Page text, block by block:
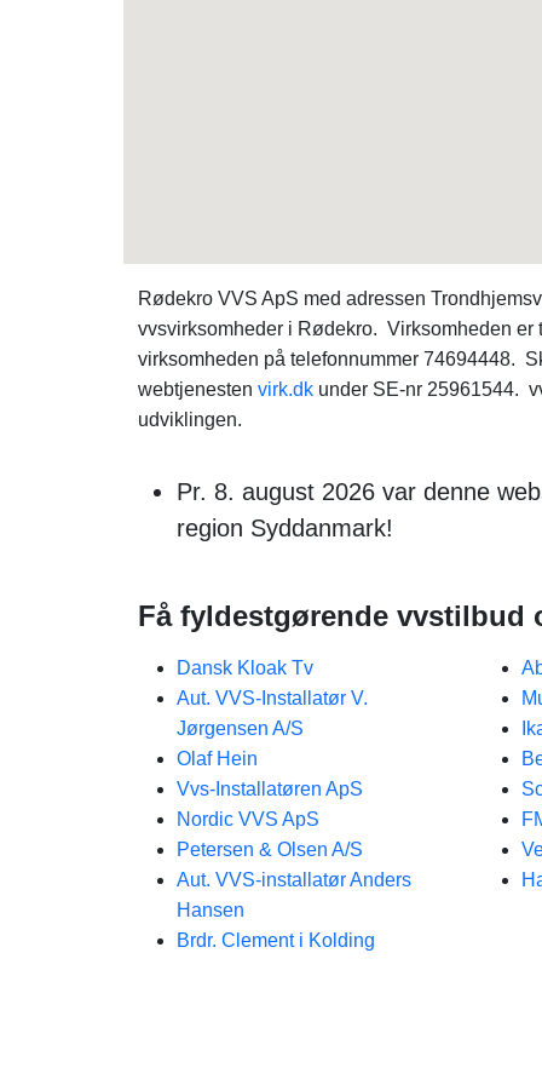
Rødekro VVS ApS med adressen
vvsvirksomheder i Rødekro. Virksomheden
virksomheden på telefonnummer 74694448.
webtjenesten virk.dk under SE-nr 25961544.
udviklingen.
Pr. 8. august 2026 var denne
region Syddanmark!
Få fyldestgørende vvstilbud
Dansk Kloak Tv
Aut. VVS-Installatør V.
Jørgensen A/S
Olaf Hein
Vvs-Installatøren ApS
Nordic VVS ApS
Petersen & Olsen A/S
Aut. VVS-installatør Anders
Hansen
Brdr. Clement i Kolding